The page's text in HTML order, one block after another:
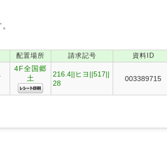
配置場所 請求記号 資料ID
4F全国郷
土
216.4||ヒヨ||517||
28
003389715